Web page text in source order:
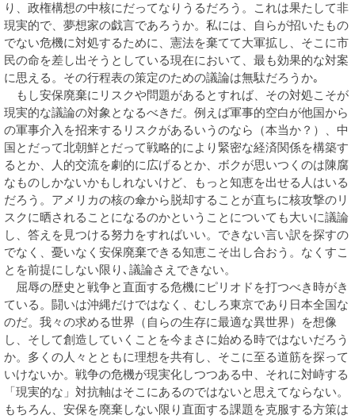
り、政権構想の中核にだってなりうるだろう。これは果たして非
現実的で、夢想家の戯言であろうか。私には、自らが招いたもの
でない危機に対処するために、憲法を棄てて大軍拡し、そこに市
民の命を差し出そうとしている現在において、最も効果的な対案
に思える。その行程表の策定のための議論は無駄だろうか｡
もし安保廃棄にリスクや問題があるとすれば、その対処こそが
現実的な議論の対象となるべきだ。例えば軍事的空白が他国から
の軍事介入を招来するリスクがあるいうのなら（本当か？）、中
国とだって北朝鮮とだって戦略的により緊密な経済関係を構築す
るとか、人的交流を劇的に広げるとか、ボクが思いつくのは陳腐
なものしかないかもしれないけど、もっと知恵を出せる人はいる
だろう。アメリカの核の傘から脱却することが直ちに核攻撃のリ
スクに晒されることになるのかということについても大いに議論
し、答えを見つける努力をすればいい。できない言い訳を探すの
でなく、憂いなく安保廃棄できる知恵こそ出し合おう。なくすこ
とを前提にしない限り､議論さえできない。
屈辱の歴史と戦争と直面する危機にピリオドを打つべき時がき
ている。闘いは沖縄だけではなく、むしろ東京であり日本全国な
のだ。我々の求める世界（自らの生存に最適な異世界）を想像
し、そして創造していくことを今まさに始める時ではないだろう
か。多くの人々とともに理想を共有し、そこに至る道筋を探って
いけないか。戦争の危機が現実化しつつある中、それに対峙する
「現実的な」対抗軸はそこにあるのではないと思えてならない。
もちろん、安保を廃棄しない限り直面する課題を克服する方策は